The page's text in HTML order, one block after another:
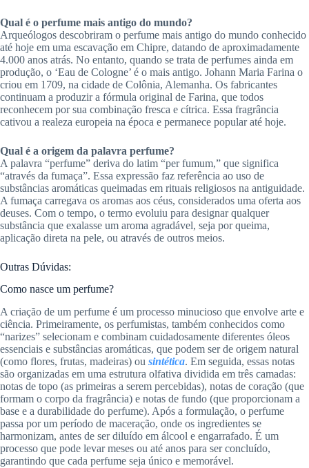
Qual é o perfume mais antigo do mundo?
Arqueólogos descobriram o perfume mais antigo do mundo conhecido
até hoje em uma escavação em Chipre, datando de aproximadamente
4.000 anos atrás. No entanto, quando se trata de perfumes ainda em
produção, o ‘Eau de Cologne’ é o mais antigo. Johann Maria Farina o
criou em 1709, na cidade de Colônia, Alemanha. Os fabricantes
continuam a produzir a fórmula original de Farina, que todos
reconhecem por sua combinação fresca e cítrica. Essa fragrância
cativou a realeza europeia na época e permanece popular até hoje.
Qual é a origem da palavra perfume?
A palavra “perfume” deriva do latim “per fumum,” que significa
“através da fumaça”. Essa expressão faz referência ao uso de
substâncias aromáticas queimadas em rituais religiosos na antiguidade.
A fumaça carregava os aromas aos céus, considerados uma oferta aos
deuses. Com o tempo, o termo evoluiu para designar qualquer
substância que exalasse um aroma agradável, seja por queima,
aplicação direta na pele, ou através de outros meios.
Outras Dúvidas:
Como nasce um perfume?
A criação de um perfume é um processo minucioso que envolve arte e
ciência. Primeiramente, os perfumistas, também conhecidos como
“narizes” selecionam e combinam cuidadosamente diferentes óleos
essenciais e substâncias aromáticas, que podem ser de origem natural
(como flores, frutas, madeiras) ou sintética. Em seguida, essas notas
são organizadas em uma estrutura olfativa dividida em três camadas:
notas de topo (as primeiras a serem percebidas), notas de coração (que
formam o corpo da fragrância) e notas de fundo (que proporcionam a
base e a durabilidade do perfume). Após a formulação, o perfume
passa por um período de maceração, onde os ingredientes se
harmonizam, antes de ser diluído em álcool e engarrafado. É um
processo que pode levar meses ou até anos para ser concluído,
garantindo que cada perfume seja único e memorável.